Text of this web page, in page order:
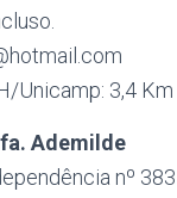
hotmail.com
Unicamp: 3,4 Km
Ademilde
nº